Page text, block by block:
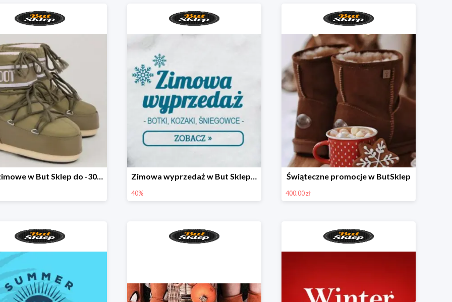
Buty zimowe w But Sklep do -30% Zimowa wyprzedaż w But Sklep do -40%
40%
Świąteczne promocje w ButSklep
400.00 zł